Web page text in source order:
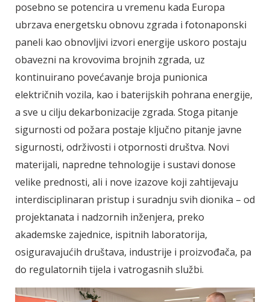
posebno se potencira u vremenu kada Europa
ubrzava energetsku obnovu zgrada i fotonaponski
paneli kao obnovljivi izvori energije uskoro postaju
obavezni na krovovima brojnih zgrada, uz
kontinuirano povećavanje broja punionica
električnih vozila, kao i baterijskih pohrana energije,
a sve u cilju dekarbonizacije zgrada. Stoga pitanje
sigurnosti od požara postaje ključno pitanje javne
sigurnosti, održivosti i otpornosti društva. Novi
materijali, napredne tehnologije i sustavi donose
velike prednosti, ali i nove izazove koji zahtijevaju
interdisciplinaran pristup i suradnju svih dionika – od
projektanata i nadzornih inženjera, preko
akademske zajednice, ispitnih laboratorija,
osiguravajućih društava, industrije i proizvođača, pa
do regulatornih tijela i vatrogasnih službi.